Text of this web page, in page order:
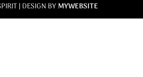
| DESIGN BYMYWEBSITE